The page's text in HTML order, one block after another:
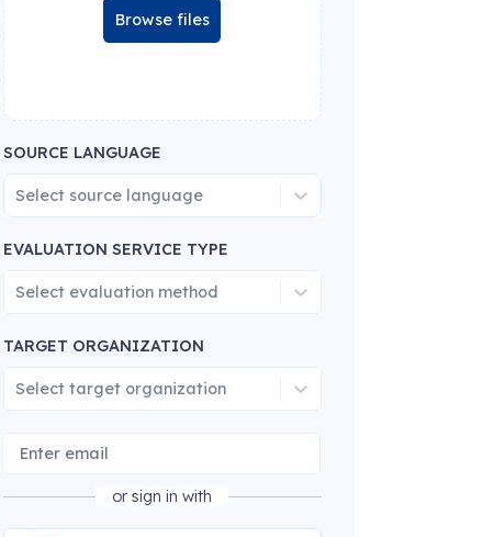
Browse files
SOURCE LANGUAGE
Select source language
EVALUATION SERVICE TYPE
Select evaluation method
TARGET ORGANIZATION
Select target organization
or sign in with